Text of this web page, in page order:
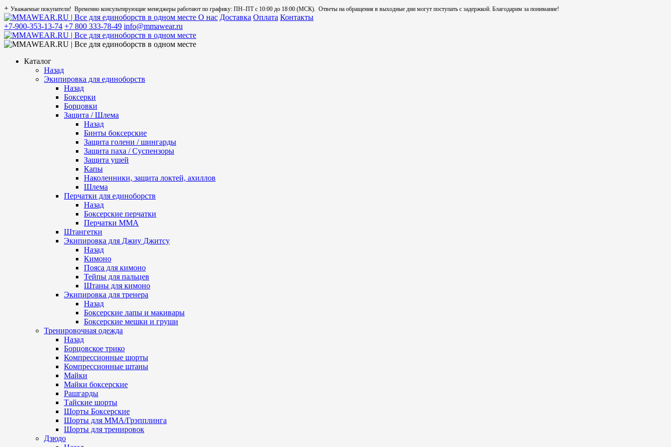
+ Уважаемые покупатели! Временно консультирующие менеджеры работают по графику: ПН–ПТ с 10:00 до 18:00 (МСК). Ответы на обращения в выходные дни могут поступать с задержкой. Благодарим за понимание!
О нас Доставка Оплата Контакты
+7-900-353-13-74 +7 800 333-78-49 info@mmawear.ru
Каталог
Назад
Экипировка для единоборств
Назад
Боксерки
Борцовки
Защита / Шлема
Назад
Бинты боксерские
Защита голени / шингарды
Защита паха / Суспензоры
Защита ушей
Капы
Наколенники, защита локтей, ахиллов
Шлема
Перчатки для единоборств
Назад
Боксерские перчатки
Перчатки ММА
Штангетки
Экипировка для Джиу Джитсу
Назад
Кимоно
Пояса для кимоно
Тейпы для пальцев
Штаны для кимоно
Экипировка для тренера
Назад
Боксерские лапы и макивары
Боксерские мешки и груши
Тренировочная одежда
Назад
Борцовское трико
Компрессионные шорты
Компрессионные штаны
Майки
Майки боксерские
Рашгарды
Тайские шорты
Шорты Боксерские
Шорты для ММА/Грэпплинга
Шорты для тренировок
Дзюдо